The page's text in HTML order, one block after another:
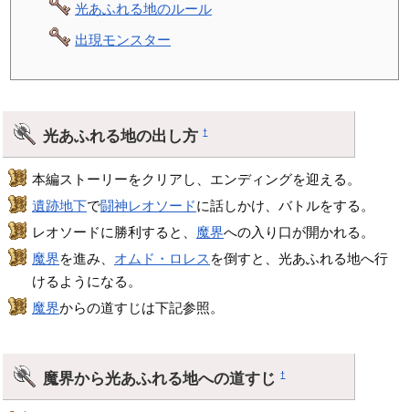
光あふれる地のルール
出現モンスター
光あふれる地の出し方†
本編ストーリーをクリアし、エンディングを迎える。
遺跡地下で闘神レオソードに話しかけ、バトルをする。
レオソードに勝利すると、 魔界への入り口が開かれる。
魔界を進み、 オムド・ロレス を倒すと、光あふれる地へ行
けるようになる。
魔界からの道すじは下記参照。
魔界から光あふれる地への道すじ†